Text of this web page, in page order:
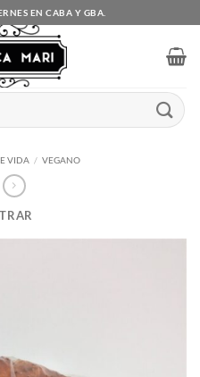
EN CABA Y GBA.
VIDA / VEGANO